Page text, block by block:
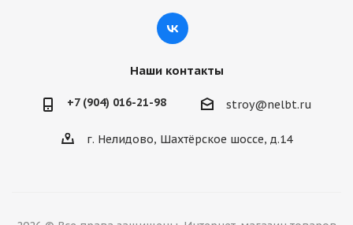
Наши контакты
+7 (904) 016-21-98 stroy@nelbt.ru
г. Нелидово, Шахтёрское шоссе, д.14